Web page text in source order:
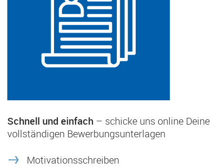
Schnell und einfach – schicke uns online Deine
vollständigen Bewerbungsunterlagen
Motivationsschreiben